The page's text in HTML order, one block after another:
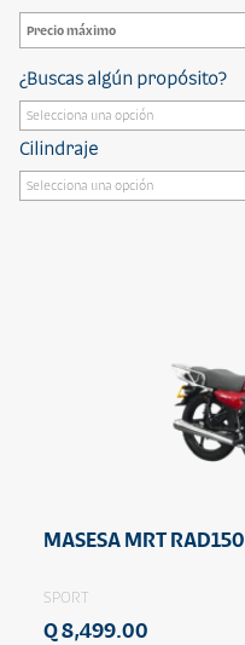
¿Buscas algún propósito?
Cilindraje
MASESA MRT RAD150
SPORT
Q 8,499.00